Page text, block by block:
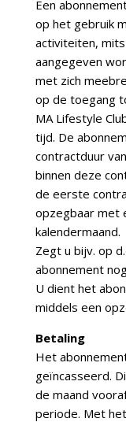
Een
op het gebruik
activiteiten,
aangegeven
met zich
op de toegang
MA Lifestyle
tijd. De
contractduur
binnen deze
de eerste
opzegbaar met
kalendermaand.
Zegt u bijv. op
abonnement
U dient het
middels een
Betaling
Het
geïncasseerd.
de maand
periode. Met